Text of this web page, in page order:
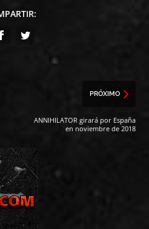
PRÓXIMO
ANNIHILATOR girará por España
en noviembre de 2018